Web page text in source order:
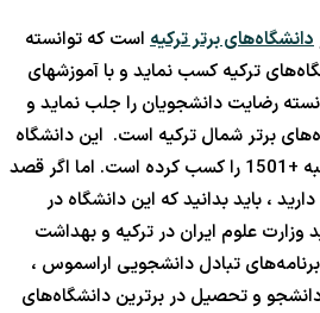
دانشگاه‌های برتر ترکیه است که توانسته
دانشگاه‌های ترکیه کسب نماید و با آموزشهای
رضایت دانشجویان را جلب نماید و
برتر شمال ترکیه است. این دانشگاه
در رتبه بندی جهانی THE رتبه +1501 را کسب کرده است. اما اگر قصد
، باید بدانید که این دانشگاه در
وزارت علوم ایران در ترکیه و بهداشت
برنامه‌های تبادل دانشجویی اراسموس ،
دانشجو و تحصیل در برترین دانشگاه‌های